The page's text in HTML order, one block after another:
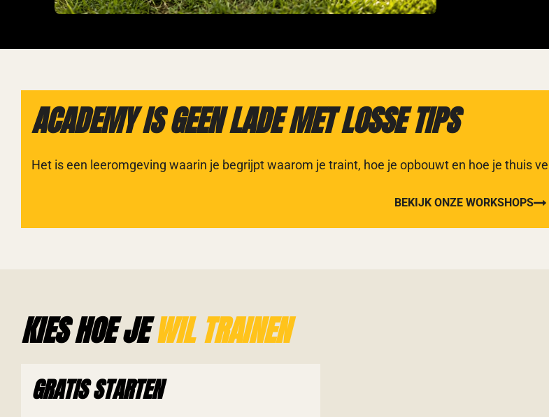
ACADEMY IS GEEN LADE MET LOSSE TIPS
Het is een leeromgeving waarin je begrijpt waarom je traint, hoe je opbouwt en hoe je thuis
BEKIJK ONZE WORKSHOPS
KIES HOE JEWIL TRAINEN
GRATIS STARTEN